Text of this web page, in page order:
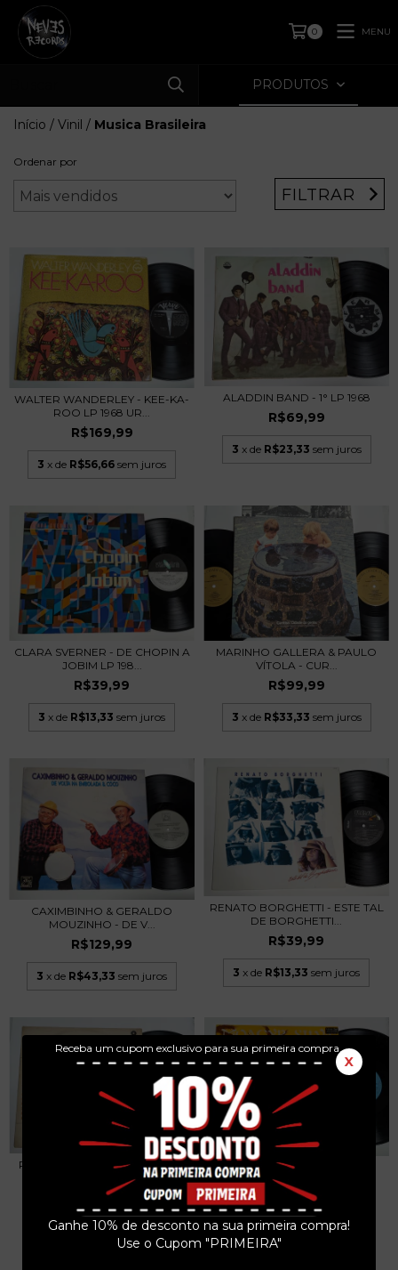
Receba um cupom exclusivo para sua primeira compra.
X
Ganhe 10% de desconto na sua primeira compra!
Use o Cupom "PRIMEIRA"
0 MENU
PRODUTOS
Início / Vinil / Musica Brasileira
Ordenar por
FILTRAR
WALTER WANDERLEY - KEE-KA-
ROO LP 1968 UR...
R$169,99
3 x de R$56,66 sem juros
ALADDIN BAND - 1° LP 1968
R$69,99
3 x de R$23,33 sem juros
CLARA SVERNER - DE CHOPIN A
JOBIM LP 198...
R$39,99
3 x de R$13,33 sem juros
MARINHO GALLERA & PAULO
VÍTOLA - CUR...
R$99,99
3 x de R$33,33 sem juros
CAXIMBINHO & GERALDO
MOUZINHO - DE V...
R$129,99
3 x de R$43,33 sem juros
RENATO BORGHETTI - ESTE TAL
DE BORGHETTI...
R$39,99
3 x de R$13,33 sem juros
PAULINHO NOGUEIRA - SHOW
DE SAMBA - LP 1...
R$69,99
x de R$23,33 sem juros
MOACYR SILVA E SEU
CONJUNTO - DANÇANDO C...
R$79,99
3 x deR$26,66 sem juros